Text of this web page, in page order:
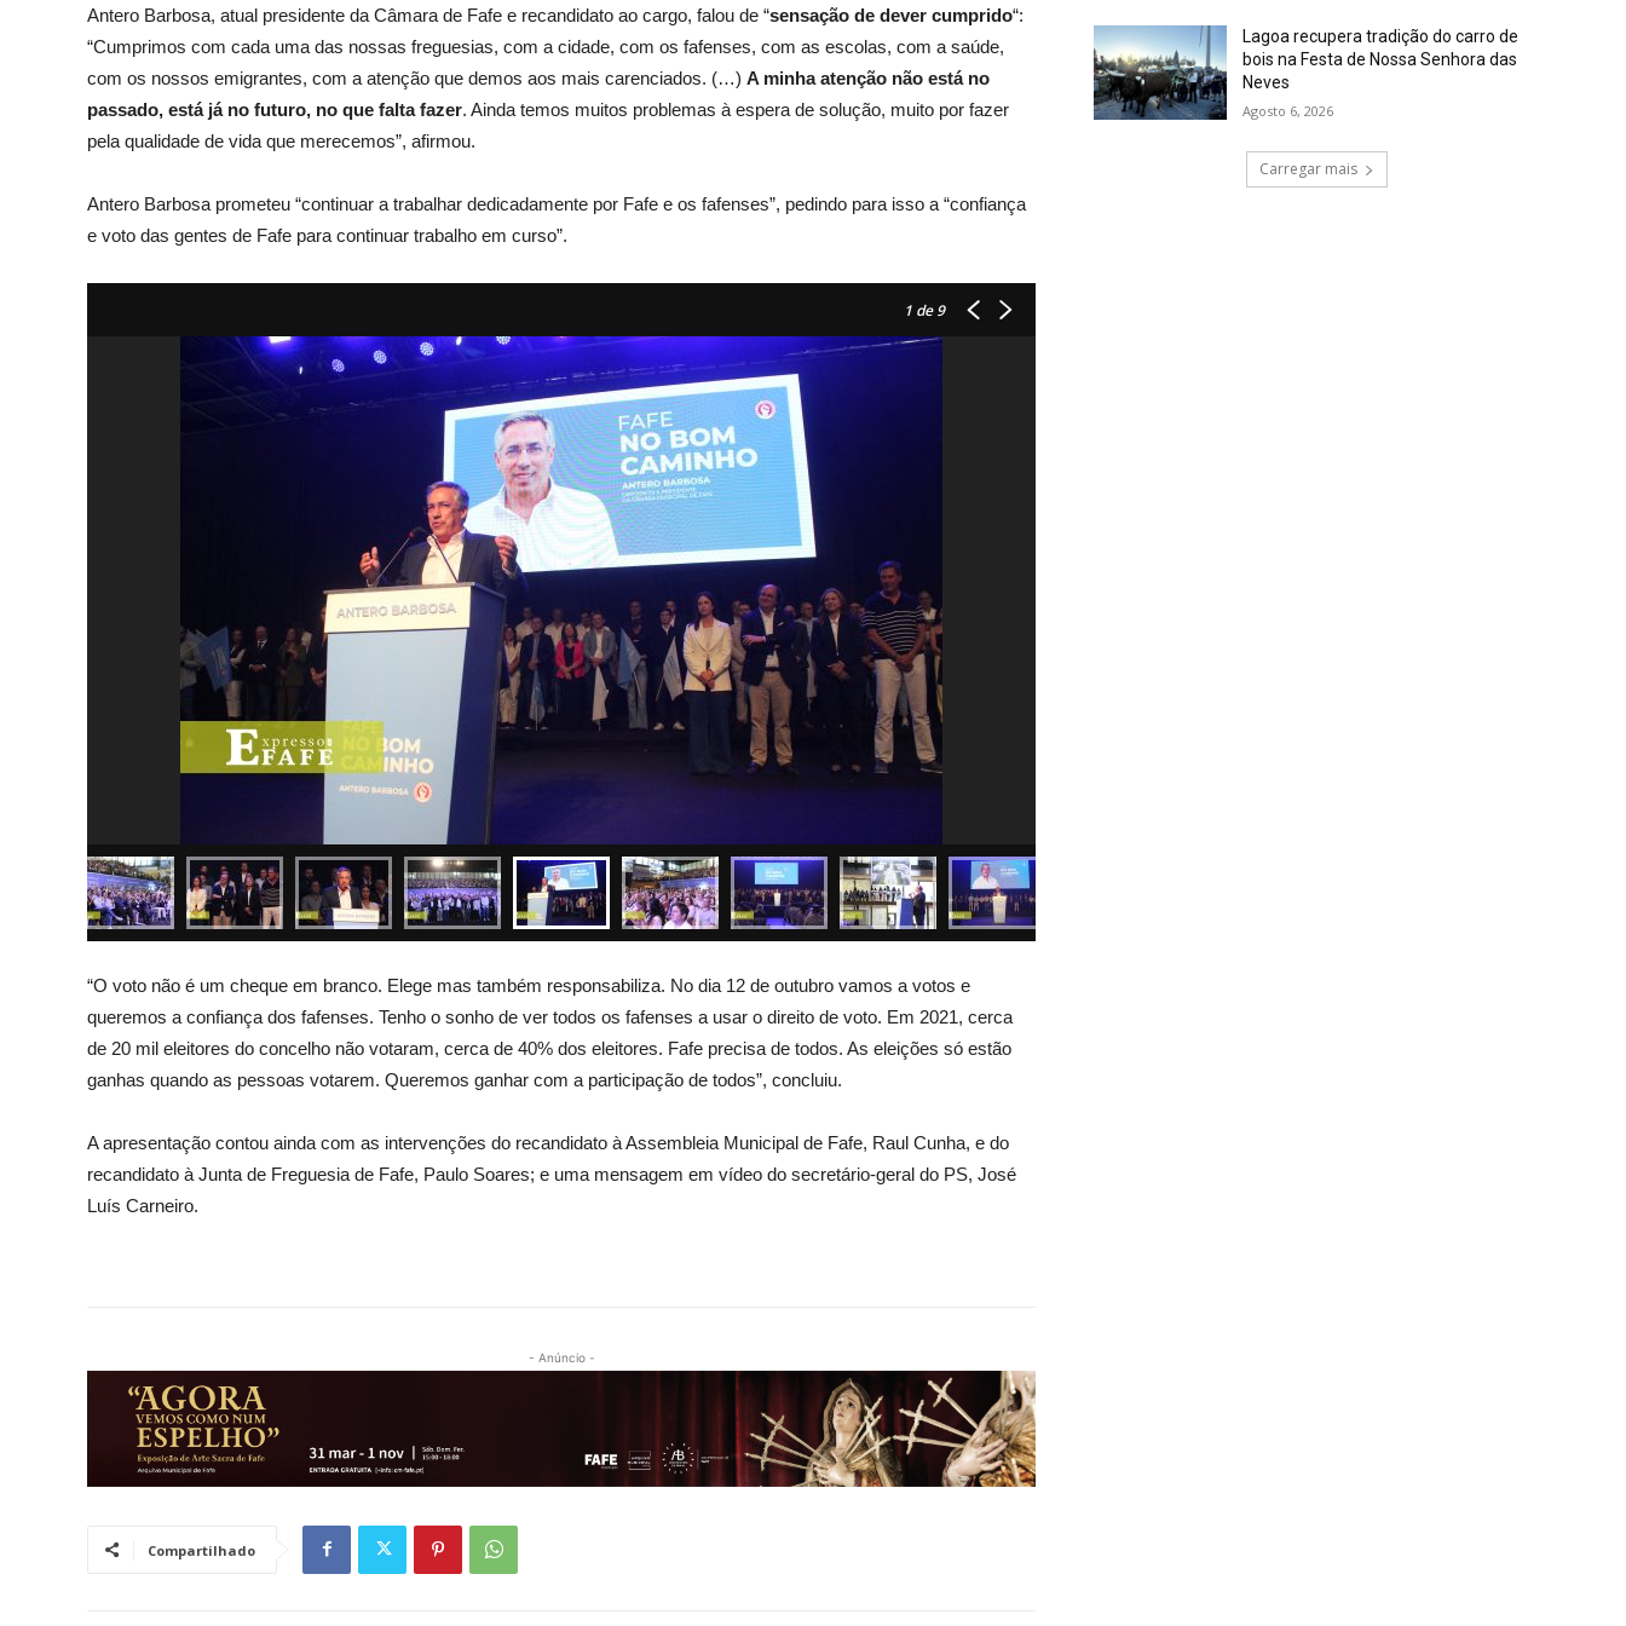
Antero Barbosa, atual presidente da Câmara de Fafe e recandidato ao cargo, falou de “sensação de dever cumprido“:
“Cumprimos com cada uma das nossas freguesias, com a cidade, com os fafenses, com as escolas, com a saúde,
com os nossos emigrantes, com a atenção que demos aos mais carenciados. (…) A minha atenção não está no
passado, está já no futuro, no que falta fazer. Ainda temos muitos problemas à espera de solução, muito por fazer
pela qualidade de vida que merecemos”, afirmou.
Antero Barbosa prometeu “continuar a trabalhar dedicadamente por Fafe e os fafenses”, pedindo para isso a “confiança
e voto das gentes de Fafe para continuar trabalho em curso”.
1 de 9
“O voto não é um cheque em branco. Elege mas também responsabiliza. No dia 12 de outubro vamos a votos e
queremos a confiança dos fafenses. Tenho o sonho de ver todos os fafenses a usar o direito de voto. Em 2021, cerca
de 20 mil eleitores do concelho não votaram, cerca de 40% dos eleitores. Fafe precisa de todos. As eleições só estão
ganhas quando as pessoas votarem. Queremos ganhar com a participação de todos”, concluiu.
A apresentação contou ainda com as intervenções do recandidato à Assembleia Municipal de Fafe, Raul Cunha, e do
recandidato à Junta de Freguesia de Fafe, Paulo Soares; e uma mensagem em vídeo do secretário-geral do PS, José
Luís Carneiro.
- Anúncio -
Compartilhado
Lagoa recupera tradição do carro de
bois na Festa de Nossa Senhora das
Neves
Agosto 6, 2026
Carregar mais